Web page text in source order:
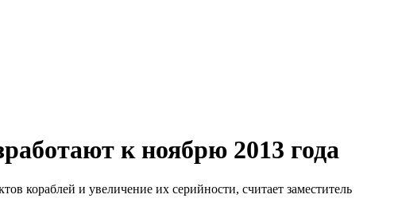
к ноябрю 2013 года
кораблей и увеличение их серийности, считает заместитель